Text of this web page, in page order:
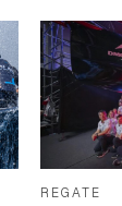
REGATE